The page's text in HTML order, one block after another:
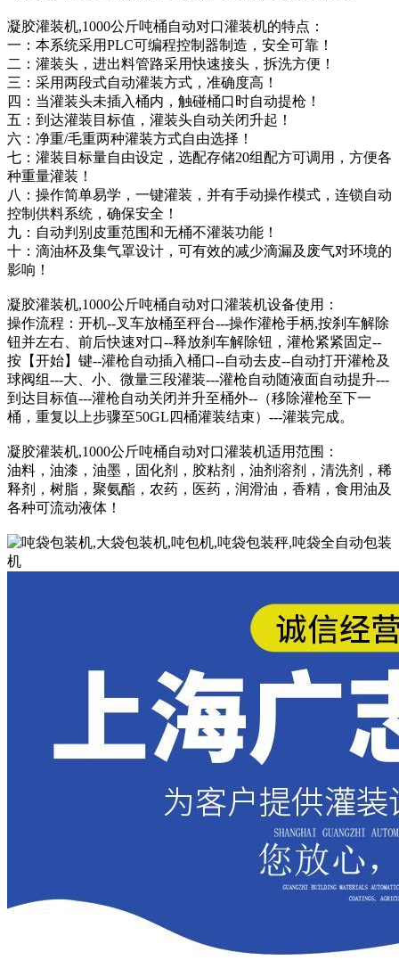
凝胶灌装机,1000公斤吨桶自动对口灌装机的特点：
一：本系统采用PLC可编程控制器制造，安全可靠！
二：灌装头，进出料管路采用快速接头，拆洗方便！
三：采用两段式自动灌装方式，准确度高！
四：当灌装头未插入桶内，触碰桶口时自动提枪！
五：到达灌装目标值，灌装头自动关闭升起！
六：净重/毛重两种灌装方式自由选择！
七：灌装目标量自由设定，选配存储20组配方可调用，方便各
种重量灌装！
八：操作简单易学，一键灌装，并有手动操作模式，连锁自动
控制供料系统，确保安全！
九：自动判别皮重范围和无桶不灌装功能！
十：滴油杯及集气罩设计，可有效的减少滴漏及废气对环境的
影响！
凝胶灌装机,1000公斤吨桶自动对口灌装机设备使用：
操作流程：开机--叉车放桶至秤台---操作灌枪手柄,按刹车解除
钮并左右、前后快速对口--释放刹车解除钮，灌枪紧紧固定--
按【开始】键--灌枪自动插入桶口--自动去皮--自动打开灌枪及
球阀组---大、小、微量三段灌装---灌枪自动随液面自动提升---
到达目标值---灌枪自动关闭并升至桶外--（移除灌枪至下一
桶，重复以上步骤至50GL四桶灌装结束）---灌装完成。
凝胶灌装机,1000公斤吨桶自动对口灌装机适用范围：
油料，油漆，油墨，固化剂，胶粘剂，油剂溶剂，清洗剂，稀
释剂，树脂，聚氨酯，农药，医药，润滑油，香精，食用油及
各种可流动液体！